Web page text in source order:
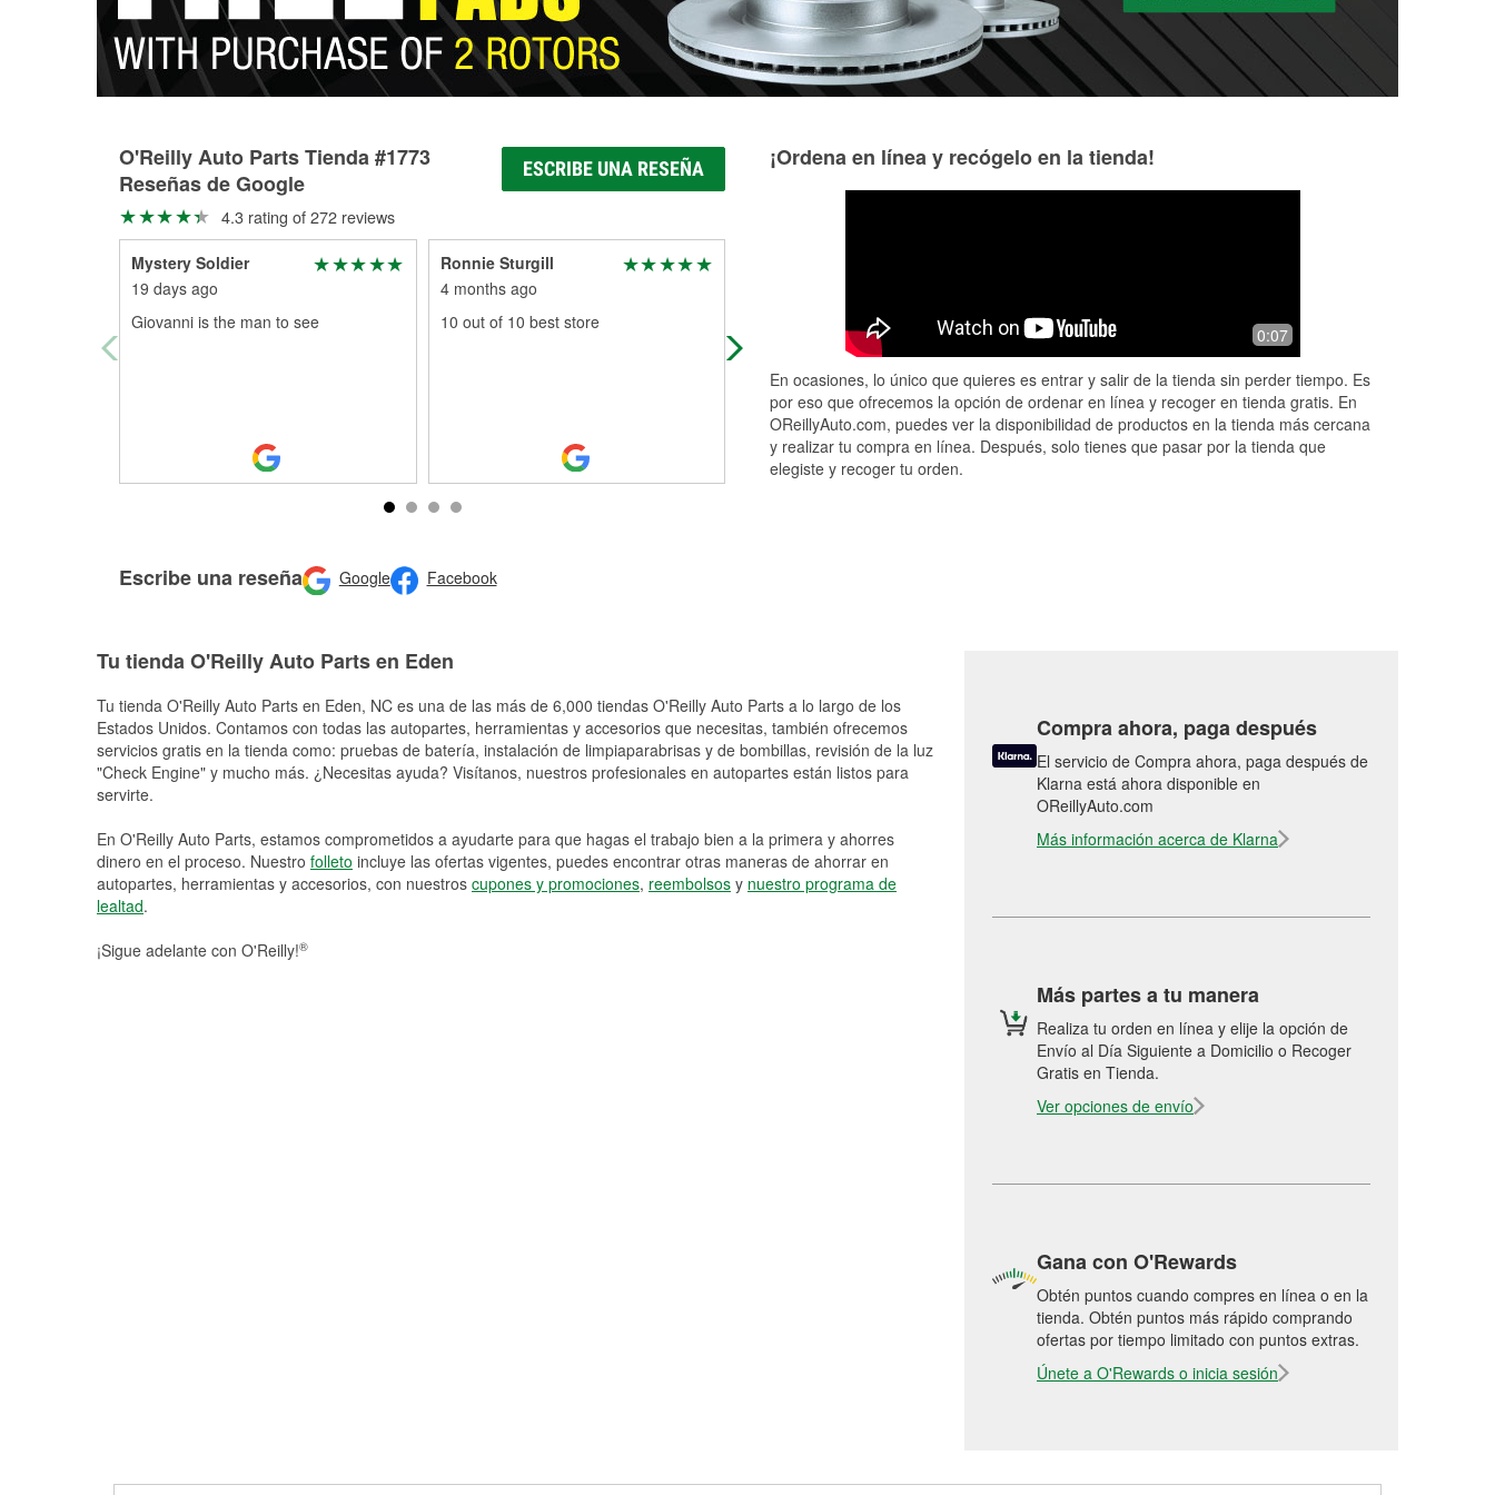
O'Reilly Auto Parts Tienda #1773
Reseñas de Google
ESCRIBE UNA RESEÑA
4.3 rating of 272 reviews
Mystery Soldier
19 days ago
Giovanni is the man to see
Ronnie Sturgill
4 months ago
10 out of 10 best store
Kayla, the store manager, is so
awesome! I will literally drive 45 mins
because of her. She was super
helpful, fr... Read More
Friendly staff eager to offer assistance!
Escribe una reseña Google Facebook
¡Ordena en línea y recógelo en la tienda!
0:07
En ocasiones, lo único que quieres es entrar y salir de la tienda sin perder tiempo. Es
por eso que ofrecemos la opción de ordenar en línea y recoger en tienda gratis. En
OReillyAuto.com, puedes ver la disponibilidad de productos en la tienda más cercana
y realizar tu compra en línea. Después, solo tienes que pasar por la tienda que
elegiste y recoger tu orden.
Tu tienda O'Reilly Auto Parts en Eden
Tu tienda O'Reilly Auto Parts en Eden, NC es una de las más de 6,000 tiendas O'Reilly Auto Parts a lo largo de los
Estados Unidos. Contamos con todas las autopartes, herramientas y accesorios que necesitas, también ofrecemos
servicios gratis en la tienda como: pruebas de batería, instalación de limpiaparabrisas y de bombillas, revisión de la luz
"Check Engine" y mucho más. ¿Necesitas ayuda? Visítanos, nuestros profesionales en autopartes están listos para
servirte.
En O'Reilly Auto Parts, estamos comprometidos a ayudarte para que hagas el trabajo bien a la primera y ahorres
dinero en el proceso. Nuestro folleto incluye las ofertas vigentes, puedes encontrar otras maneras de ahorrar en
autopartes, herramientas y accesorios, con nuestros cupones y promociones, reembolsos y nuestro programa de
lealtad.
¡Sigue adelante con O'Reilly!®
Compra ahora, paga después
El servicio de Compra ahora, paga después de
Klarna está ahora disponible en
OReillyAuto.com
Más información acerca de Klarna
Más partes a tu manera
Realiza tu orden en línea y elije la opción de
Envío al Día Siguiente a Domicilio o Recoger
Gratis en Tienda.
Ver opciones de envío
Gana con O'Rewards
Obtén puntos cuando compres en línea o en la
tienda. Obtén puntos más rápido comprando
ofertas por tiempo limitado con puntos extras.
Únete a O'Rewards o inicia sesión